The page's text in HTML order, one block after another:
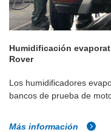
Humidificación
Rover
Los humidificadores
bancos de prueba de
Más información